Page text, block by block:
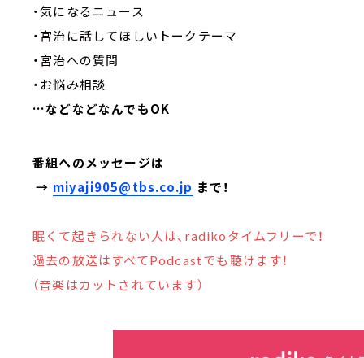
・気になるニュース
・宮治に話してほしいトークテーマ
・宮治への質問
・お悩み相談
…などなどなんでもOK
番組へのメッセージは
→ miyaji905@tbs.co.jp まで！
眠くて起きられない人は、radikoタイムフリーで！
過去の放送はすべてPodcastでも聴けます！
（音楽はカットされています）